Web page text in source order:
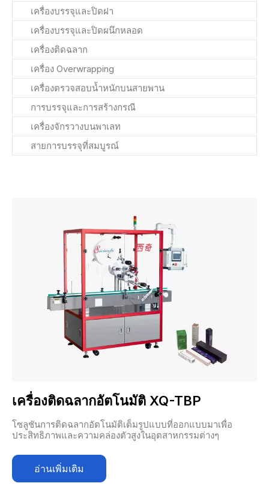
เครื่องบรรจุและปิดฝา
เครื่องบรรจุและปิดผนึกหลอด
เครื่องติดฉลาก
เครื่อง Overwrapping
เครื่องตรวจสอบน้ำหนักบนสายพาน
การบรรจุและการสร้างกรณี
เครื่องจักรวางบนพาเลท
สายการบรรจุที่สมบูรณ์
เครื่องติดฉลากอัตโนมัติ XQ-TBP
โซลูชันการติดฉลากอัตโนมัติเต็มรูปแบบที่ออกแบบมาเพื่อ
ประสิทธิภาพและความคล่องตัวสูงในอุตสาหกรรมต่างๆ
อ่านเพิ่มเติม